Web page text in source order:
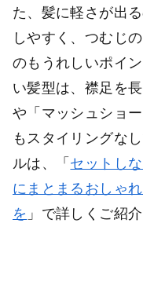
た、髪に軽さが出
しやすく、つむじ
のもうれしいポイ
い髪型は、襟足を
や「マッシュショ
もスタイリングな
ルは、「セットし
にまとまるおしゃ
を 」で詳しくご紹